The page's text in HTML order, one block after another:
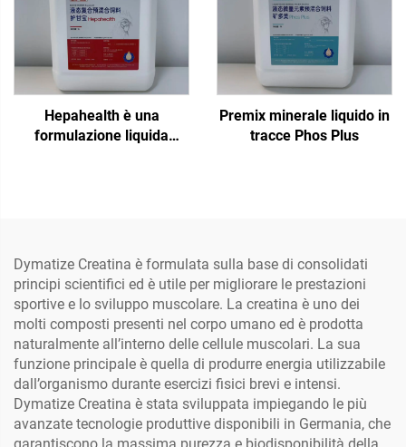
Hepahealth è una
formulazione liquida
abbeveraggio. Il prodotto
è raccomandato in periodi
di stress, per la sindrome
dell'epatopatia grassa,
epatite, disfunzioni
epatoreneali ecc.
Premix minerale liquido in
tracce Phos Plus
Dymatize Creatina è formulata sulla base di consolidati
principi scientifici ed è utile per migliorare le prestazioni
sportive e lo sviluppo muscolare. La creatina è uno dei
molti composti presenti nel corpo umano ed è prodotta
naturalmente all’interno delle cellule muscolari. La sua
funzione principale è quella di produrre energia utilizzabile
dall’organismo durante esercizi fisici brevi e intensi.
Dymatize Creatina è stata sviluppata impiegando le più
avanzate tecnologie produttive disponibili in Germania, che